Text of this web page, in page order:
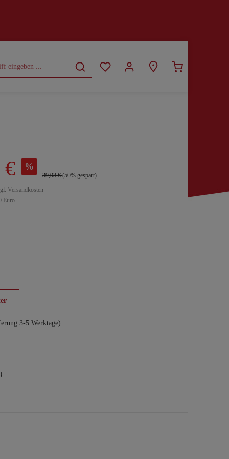
CURVY
%
39,98 €(50% gespart)
Versandkosten
Euro
3-5 Werktage)